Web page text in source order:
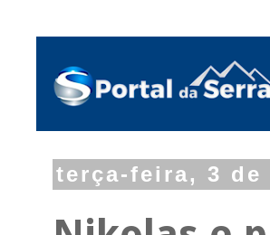
terça-feira, 3 de